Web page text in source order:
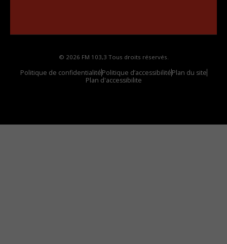
© 2026 FM 103,3 Tous droits réservés.
Politique de confidentialitéPolitique d’accessibilitéPlan du site
Plan d'accessibilite